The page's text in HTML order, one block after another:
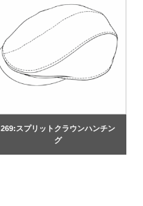
269:スプリットクラウンハンチン
グ